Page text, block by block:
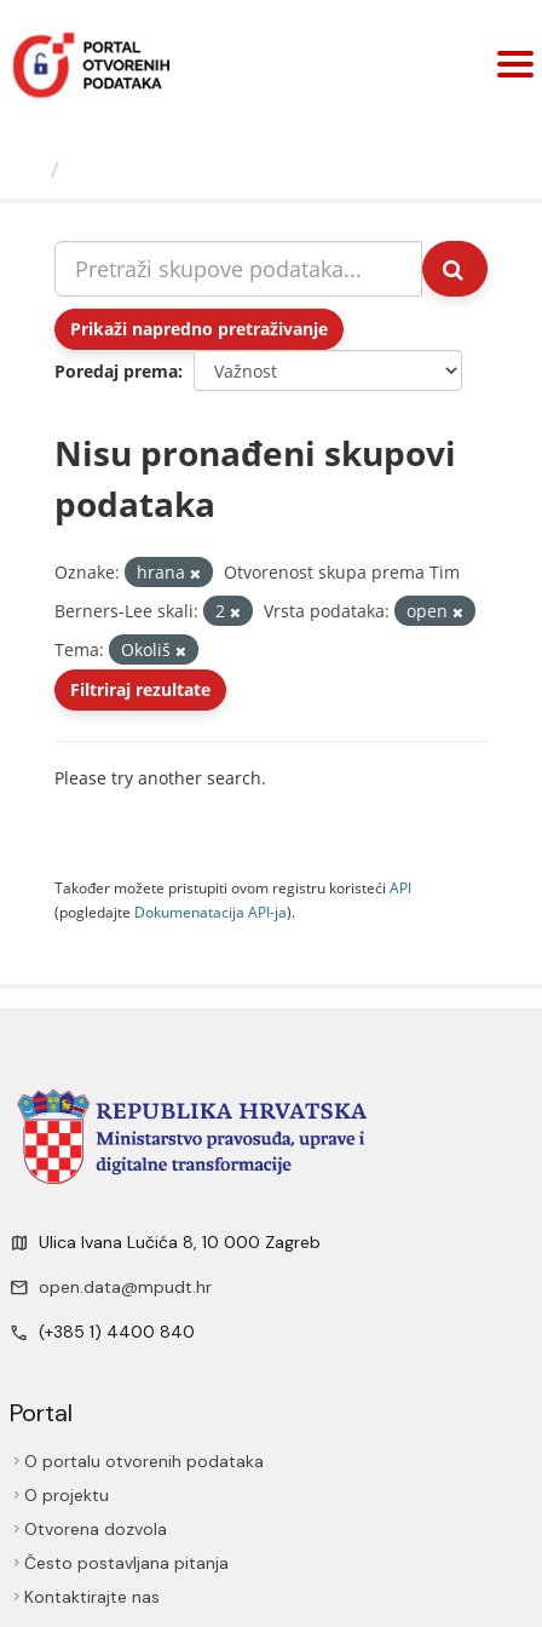
sadržaj
Prikaži napredno pretraživanje
Poredaj prema
Nisu pronađeni skupovi
podataka
Oznake: hrana
Otvorenost skupa prema Tim
Berners-Lee skali:
2 Vrsta podataka:
open
Tema:
Okoliš
Filtriraj rezultate
Please try another search.
Također možete pristupiti ovom registru koristeći API
(pogledajte Dokumenаtаcijа API-jа).